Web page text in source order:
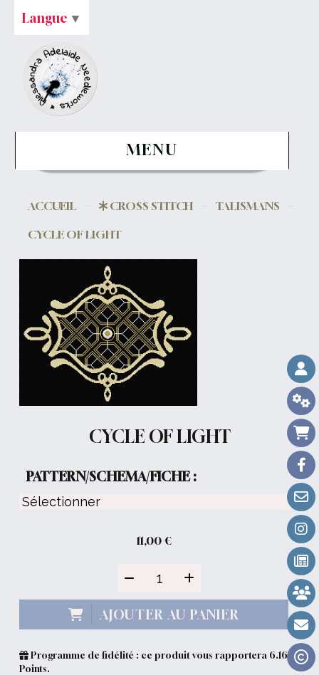
MENU
ACCUEIL CROSS STITCH
TALISMANS
CYCLE OF LIGHT
CYCLE OF LIGHT
PATTERN/SCHEMA/FICHE :
11,00 €
AJOUTER AU PANIER
Programme de fidélité : ce produit vous rapportera 6.16
Points.
Langue ▼